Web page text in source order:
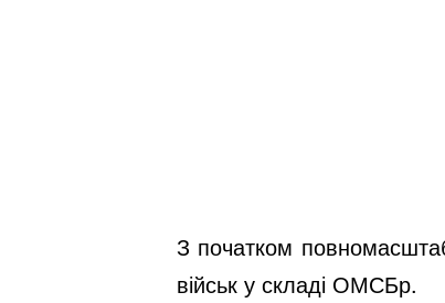
З початком
військ у складі ОМСБр.